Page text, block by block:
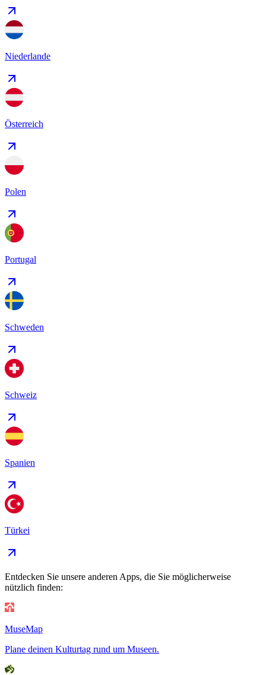
Niederlande
Österreich
Polen
Portugal
Schweden
Schweiz
Spanien
Türkei
Entdecken Sie unsere anderen Apps, die Sie möglicherweise
nützlich finden:
MuseMap
Plane deinen Kulturtag rund um Museen.